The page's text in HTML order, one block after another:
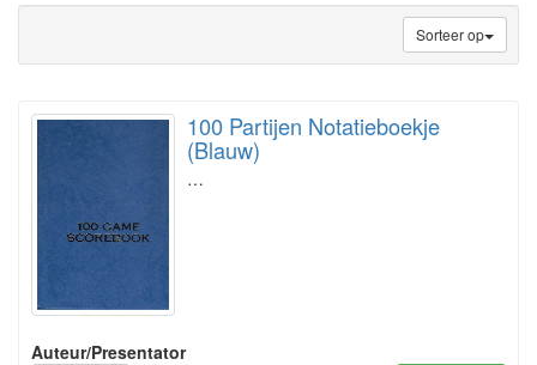
Sorteer op
100 Partijen Notatieboekje
(Blauw)
…
Auteur/Presentator